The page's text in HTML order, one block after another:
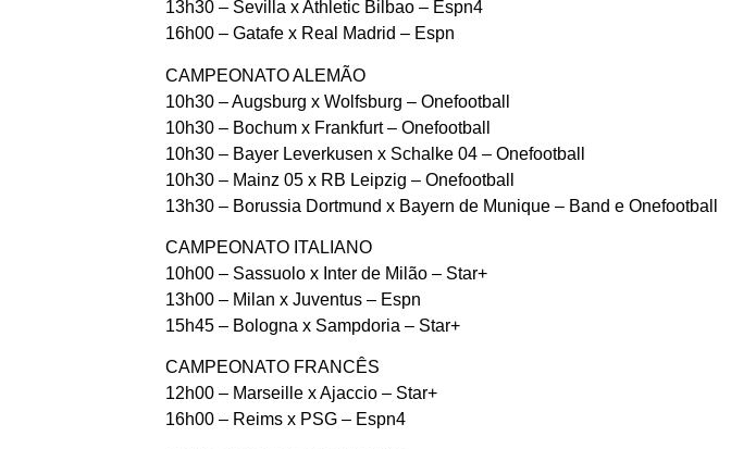
13h30 – Sevilla x Athletic Bilbao – Espn4
16h00 – Gatafe x Real Madrid – Espn
CAMPEONATO ALEMÃO
10h30 – Augsburg x Wolfsburg – Onefootball
10h30 – Bochum x Frankfurt – Onefootball
10h30 – Bayer Leverkusen x Schalke 04 – Onefootball
10h30 – Mainz 05 x RB Leipzig – Onefootball
13h30 – Borussia Dortmund x Bayern de Munique – Band e Onefootball
CAMPEONATO ITALIANO
10h00 – Sassuolo x Inter de Milão – Star+
13h00 – Milan x Juventus – Espn
15h45 – Bologna x Sampdoria – Star+
CAMPEONATO FRANCÊS
12h00 – Marseille x Ajaccio – Star+
16h00 – Reims x PSG – Espn4